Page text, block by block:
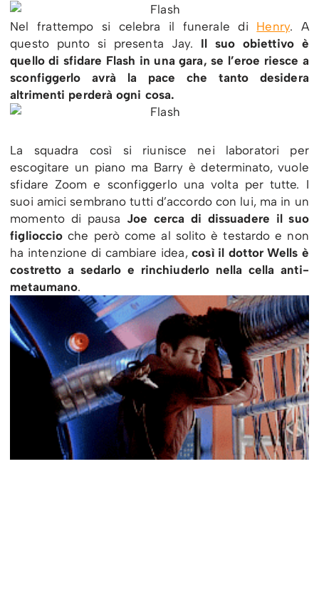
Nel frattempo si celebra il funerale di Henry. A
questo punto si presenta Jay. Il suo obiettivo è
quello di sfidare Flash in una gara, se l’eroe riesce a
sconfiggerlo avrà la pace che tanto desidera
altrimenti perderà ogni cosa.
La squadra così si riunisce nei laboratori per
escogitare un piano ma Barry è determinato, vuole
sfidare Zoom e sconfiggerlo una volta per tutte. I
suoi amici sembrano tutti d’accordo con lui, ma in un
momento di pausa Joe cerca di dissuadere il suo
figlioccio che però come al solito è testardo e non
ha intenzione di cambiare idea,così il dottor Wells è
costretto a sedarlo e rinchiuderlo nella cella anti-
metaumano.